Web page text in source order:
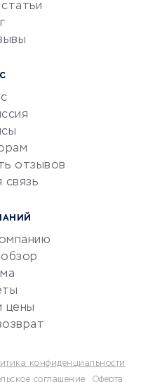
отзывов
связь
обзор
цены
конфиденциальности
соглашение Оферта